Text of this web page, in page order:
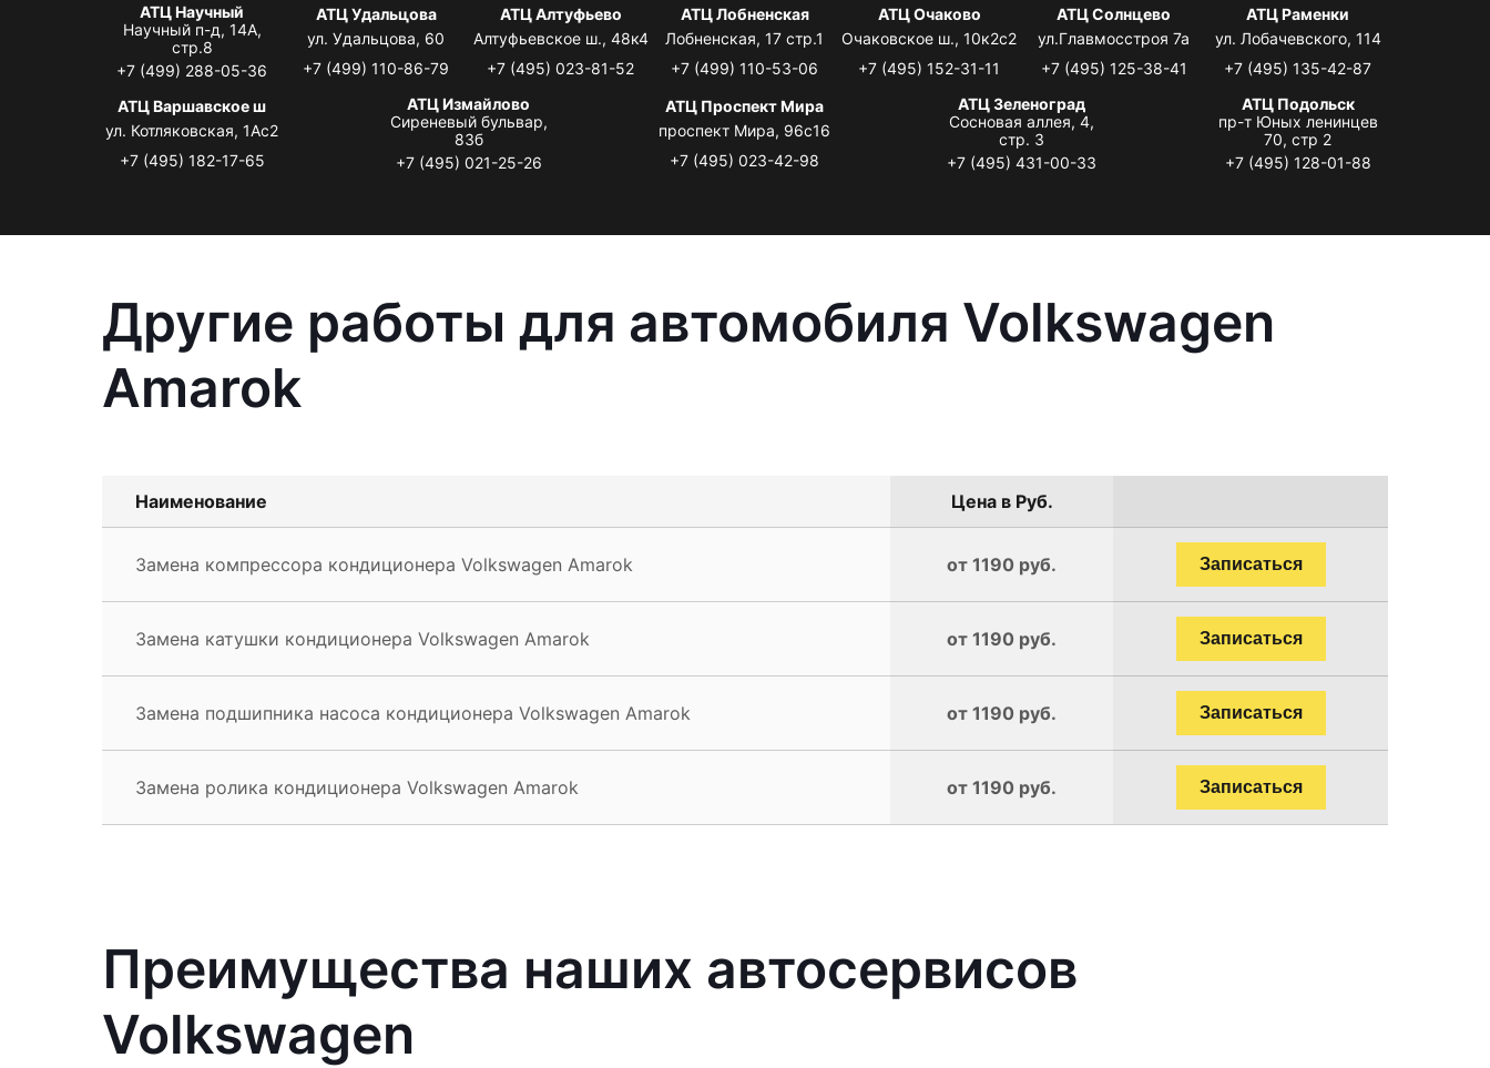
АТЦ Научный
Научный п-д, 14А,
стр.8
+7 (499) 288-05-36
АТЦ Удальцова
ул. Удальцова, 60
+7 (499) 110-86-79
АТЦ Алтуфьево
Алтуфьевское ш., 48к4
+7 (495) 023-81-52
АТЦ Лобненская
Лобненская, 17 стр.1
+7 (499) 110-53-06
АТЦ Очаково
Очаковское ш., 10к2с2
+7 (495) 152-31-11
АТЦ Солнцево
ул.Главмосстроя 7а
+7 (495) 125-38-41
АТЦ Раменки
ул. Лобачевского, 114
+7 (495) 135-42-87
АТЦ Варшавское ш
ул. Котляковская, 1Ас2
+7 (495) 182-17-65
АТЦ Измайлово
Сиреневый бульвар,
83б
+7 (495) 021-25-26
АТЦ Проспект Мира
проспект Мира, 96с16
+7 (495) 023-42-98
АТЦ Зеленоград
Сосновая аллея, 4,
стр. 3
+7 (495) 431-00-33
АТЦ Подольск
пр-т Юных ленинцев
70, стр 2
+7 (495) 128-01-88
Другие работы для автомобиля Volkswagen
Amarok
Наименование Цена в Руб.
Замена компрессора кондиционера Volkswagen Amarok от 1190 руб. Записаться
Замена катушки кондиционера Volkswagen Amarok от 1190 руб. Записаться
Замена подшипника насоса кондиционера Volkswagen Amarok от 1190 руб. Записаться
Замена ролика кондиционера Volkswagen Amarok от 1190 руб. Записаться
Преимущества наших автосервисов
Volkswagen